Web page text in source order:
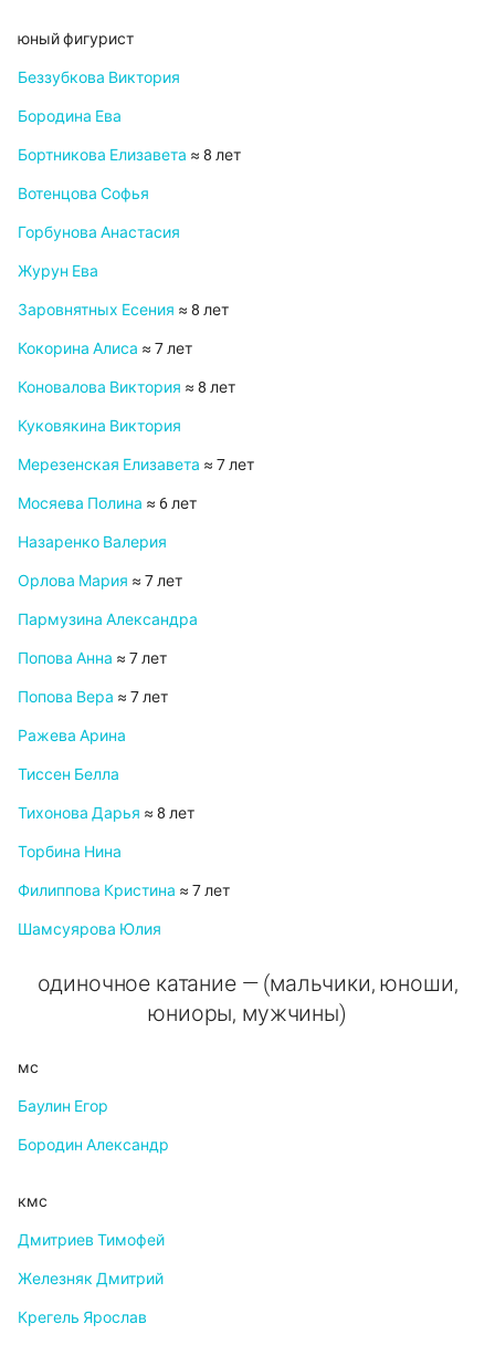
юный фигурист
Беззубкова Виктория
Бородина Ева
Бортникова Елизавета ≈ 8 лет
Вотенцова Софья
Горбунова Анастасия
Журун Ева
Заровнятных Есения ≈ 8 лет
Кокорина Алиса ≈ 7 лет
Коновалова Виктория ≈ 8 лет
Куковякина Виктория
Мерезенская Елизавета ≈ 7 лет
Мосяева Полина ≈ 6 лет
Назаренко Валерия
Орлова Мария ≈ 7 лет
Пармузина Александра
Попова Анна ≈ 7 лет
Попова Вера ≈ 7 лет
Ражева Арина
Тиссен Белла
Тихонова Дарья ≈ 8 лет
Торбина Нина
Филиппова Кристина ≈ 7 лет
Шамсуярова Юлия
одиночное катание — (мальчики, юноши,
юниоры, мужчины)
мс
Баулин Егор
Бородин Александр
кмс
Дмитриев Тимофей
Железняк Дмитрий
Крегель Ярослав